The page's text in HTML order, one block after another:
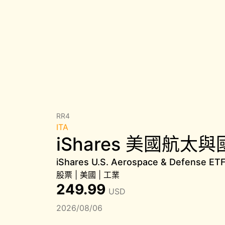
RR4
ITA
iShares 美國航太與
iShares U.S. Aerospace & Defense ETF
股票 美國 工業
249.99 USD
2026/08/06